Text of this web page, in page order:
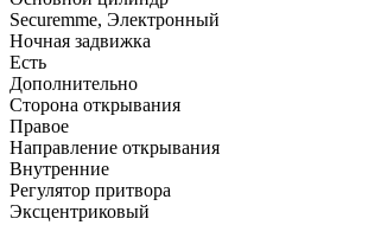
Securemme, Электронный
Ночная задвижка
Есть
Дополнительно
Сторона открывания
Правое
Направление открывания
Внутренние
Регулятор притвора
Эксцентриковый